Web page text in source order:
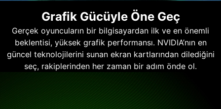
Grafik Gücüyle Öne Geç
Gerçek oyuncuların bir bilgisayardan ilk ve en önemli
beklentisi, yüksek grafik performansı. NVIDIA’nın en
güncel teknolojilerini sunan ekran kartlarından dilediğini
seç, rakiplerinden her zaman bir adım önde ol.